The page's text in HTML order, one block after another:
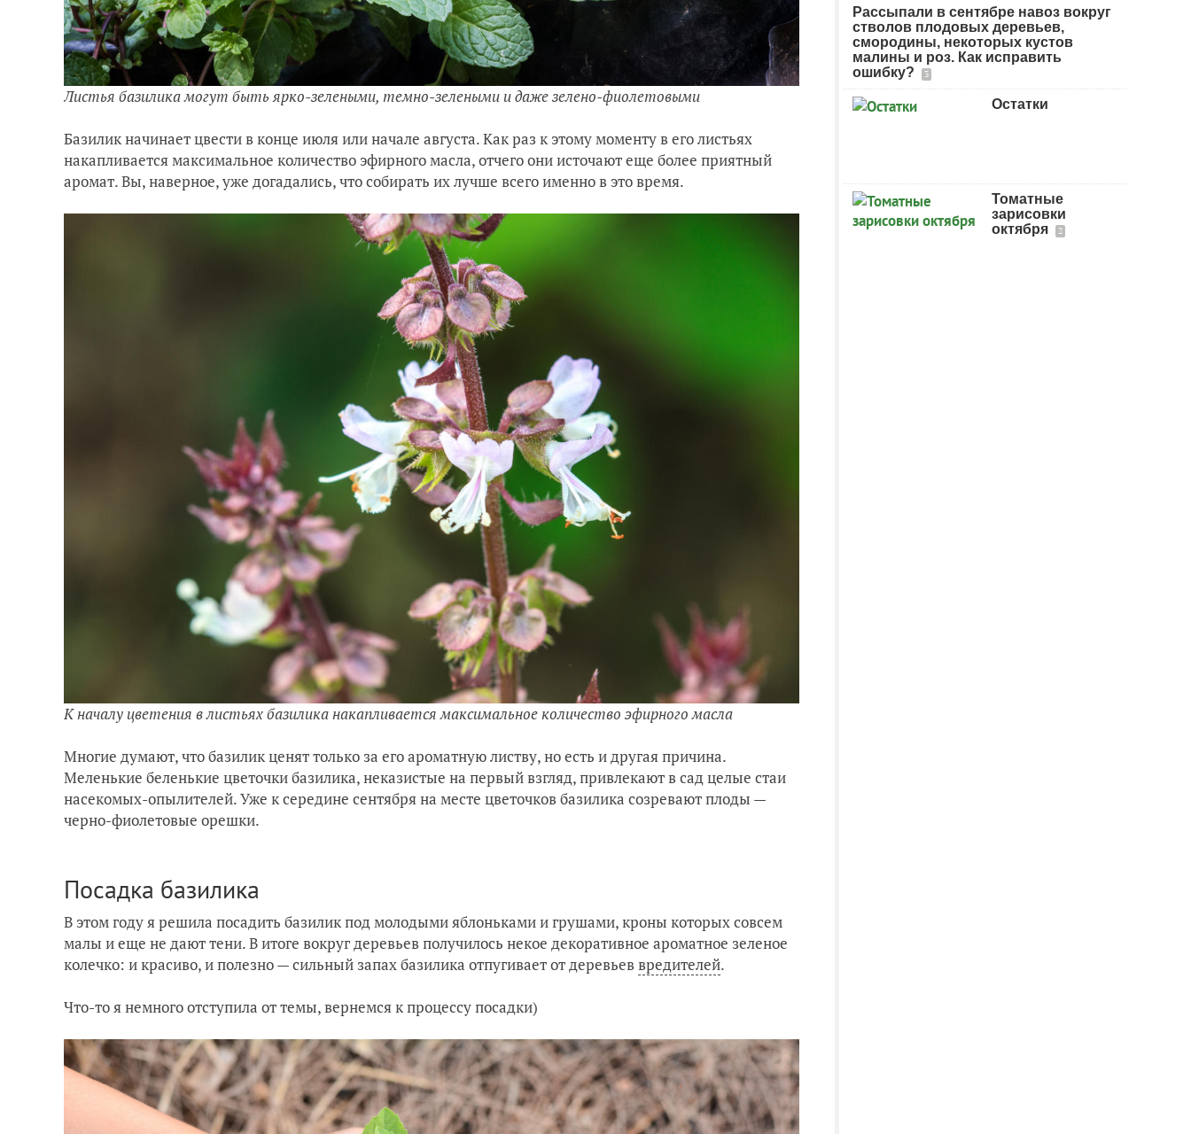
Листья базилика могут быть ярко-зелеными, темно-зелеными и даже зелено-фиолетовыми
Базилик начинает цвести в конце июля или начале августа. Как раз к этому моменту в его листьях
накапливается максимальное количество эфирного масла, отчего они источают еще более приятный
аромат. Вы, наверное, уже догадались, что собирать их лучше всего именно в это время.
К началу цветения в листьях базилика накапливается максимальное количество эфирного масла
Многие думают, что базилик ценят только за его ароматную листву, но есть и другая причина.
Меленькие беленькие цветочки базилика, неказистые на первый взгляд, привлекают в сад целые стаи
насекомых-опылителей. Уже к середине сентября на месте цветочков базилика созревают плоды —
черно-фиолетовые орешки.
Посадка базилика
В этом году я решила посадить базилик под молодыми яблоньками и грушами, кроны которых совсем
малы и еще не дают тени. В итоге вокруг деревьев получилось некое декоративное ароматное зеленое
колечко: и красиво, и полезно — сильный запах базилика отпугивает от деревьеввредителей.
Что-то я немного отступила от темы, вернемся к процессу посадки)
Рассыпали в сентябре навоз вокруг
стволов плодовых деревьев,
смородины, некоторых кустов
малины и роз. Как исправить
ошибку?
3
Остатки
Томатные
зарисовки
октября
2